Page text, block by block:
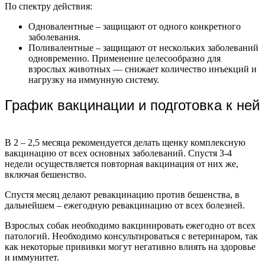
По спектру действия:
Одновалентные – защищают от одного конкретного
заболевания.
Поливалентные – защищают от нескольких заболеваний
одновременно. Применение целесообразно для
взрослых животных — снижает количество инъекций и
нагрузку на иммунную систему.
График вакцинации и подготовка к ней
В 2 – 2,5 месяца рекомендуется делать щенку комплексную
вакцинацию от всех основных заболеваний. Спустя 3-4
недели осуществляется повторная вакцинация от них же,
включая бешенство.
Спустя месяц делают ревакцинацию против бешенства, в
дальнейшем – ежегодную ревакцинацию от всех болезней.
Взрослых собак необходимо вакцинировать ежегодно от всех
патологий. Необходимо консультироваться с ветеринаром, так
как некоторые прививки могут негативно влиять на здоровье
и иммунитет.